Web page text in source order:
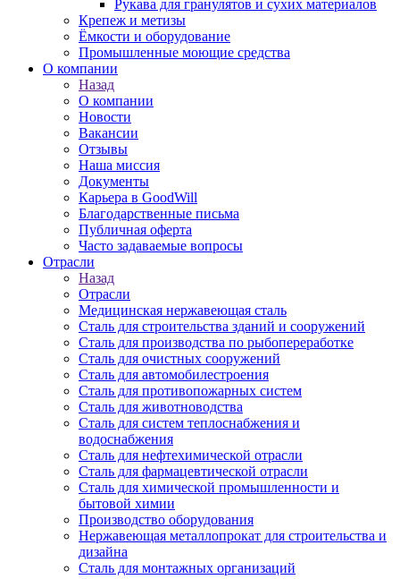
Рукава для гранулятов и сухих материалов
Крепеж и метизы
Ёмкости и оборудование
Промышленные моющие средства
О компании
Назад
О компании
Новости
Вакансии
Отзывы
Наша миссия
Документы
Карьера в GoodWill
Благодарственные письма
Публичная оферта
Часто задаваемые вопросы
Отрасли
Назад
Отрасли
Медицинcкая нержавеющая сталь
Сталь для строительства зданий и сооружений
Сталь для производства по рыбопереработке
Сталь для очистных сооружений
Сталь для автомобилестроения
Сталь для противопожарных систем
Сталь для животноводства
Сталь для систем теплоснабжения и
водоснабжения
Сталь для нефтехимической отрасли
Сталь для фармацевтической отрасли
Сталь для химической промышленности и
бытовой химии
Производство оборудования
Нержавеющая металлопрокат для строительства и
дизайна
Сталь для монтажных организаций